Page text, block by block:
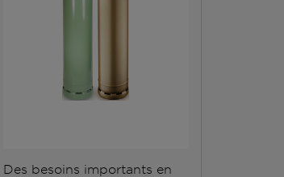
Des besoins importants en